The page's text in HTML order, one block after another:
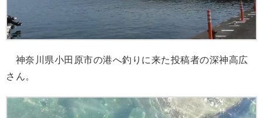
神奈川県小田原市の港へ釣りに来た投稿者の深神高広
さん。